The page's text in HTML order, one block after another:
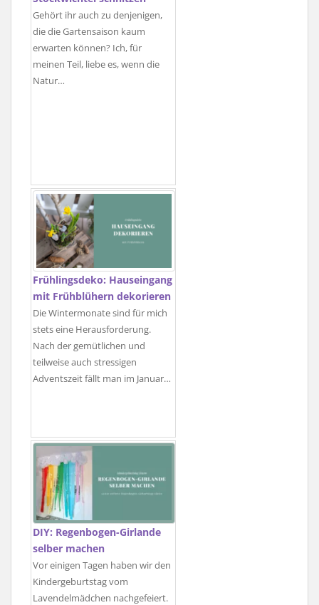
Gehört ihr auch zu denjenigen,
die die Gartensaison kaum
erwarten können? Ich, für
meinen Teil, liebe es, wenn die
Natur…
Frühlingsdeko: Hauseingang
mit Frühblühern dekorieren
Die Wintermonate sind für mich
stets eine Herausforderung.
Nach der gemütlichen und
teilweise auch stressigen
Adventszeit fällt man im Januar…
DIY: Regenbogen-Girlande
selber machen
Vor einigen Tagen haben wir den
Kindergeburtstag vom
Lavendelmädchen nachgefeiert.